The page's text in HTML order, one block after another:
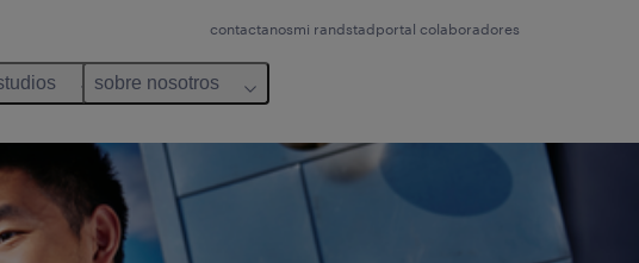
contactanosmi randstadportal colaboradores
sobre nosotros